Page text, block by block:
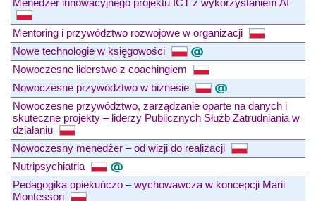
Mentoring i przywództwo rozwojowe w organizacji
Nowe technologie w księgowości
Nowoczesne liderstwo z coachingiem
Nowoczesne przywództwo w biznesie
Nowoczesne przywództwo, zarządzanie oparte na danych i
skuteczne projekty – liderzy Publicznych Służb Zatrudniania w
działaniu
Nowoczesny menedżer – od wizji do realizacji
Nutripsychiatria
Pedagogika opiekuńczo – wychowawcza w koncepcji Marii
Montessori